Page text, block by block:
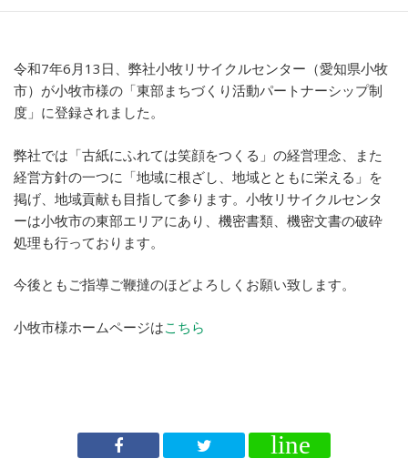
令和7年6月13日、弊社小牧リサイクルセンター（愛知県小牧
市）が小牧市様の「東部まちづくり活動パートナーシップ制
度」に登録されました。
弊社では「古紙にふれては笑顔をつくる」の経営理念、また
経営方針の一つに「地域に根ざし、地域とともに栄える」を
掲げ、地域貢献も目指して参ります。小牧リサイクルセンタ
ーは小牧市の東部エリアにあり、機密書類、機密文書の破砕
処理も行っております。
今後ともご指導ご鞭撻のほどよろしくお願い致します。
小牧市様ホームページはこちら